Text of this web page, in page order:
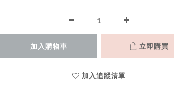
加入購物車 立即購買
加入追蹤清單